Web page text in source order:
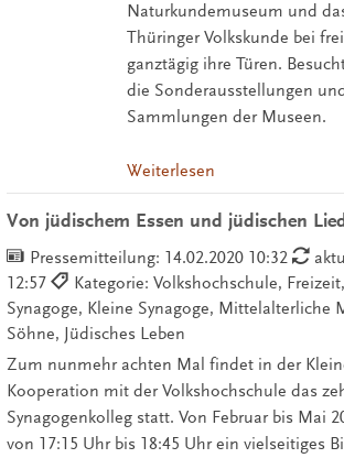
Naturkundemuseum und
Thüringer Volkskunde bei
ganztägig ihre Türen.
die Sonderausstellungen
Sammlungen der Museen.
Weiterlesen
Von jüdischem Essen und jüdischen
Pressemitteilung: 14.02.2020 10:32
12:57
Kategorie: Volkshochschule,
Synagoge, Kleine Synagoge, Mittelalterliche
Söhne, Jüdisches Leben
Zum nunmehr achten Mal findet in der
Kooperation mit der Volkshochschule das
Synagogenkolleg statt. Von Februar bis Mai
von 17:15 Uhr bis 18:45 Uhr ein vielseitiges